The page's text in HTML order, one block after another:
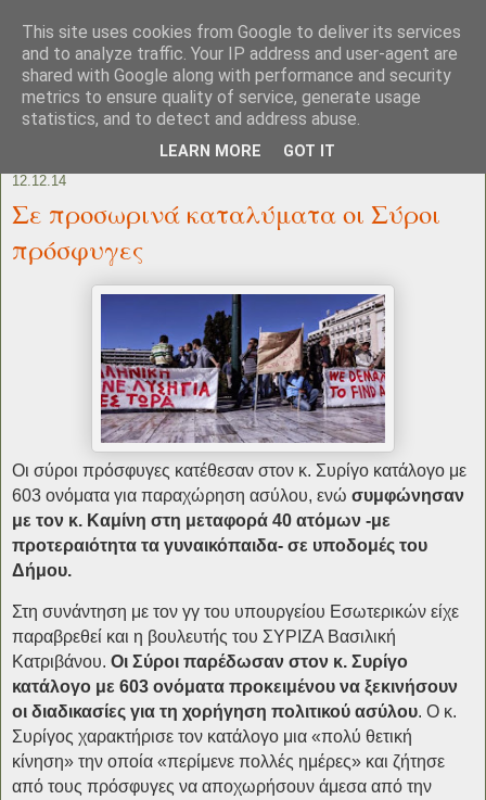
12.12.14
Σε προσωρινά καταλύματα οι Σύροι
πρόσφυγες
Οι σύροι πρόσφυγες κατέθεσαν στον κ. Συρίγο κατάλογο με
603 ονόματα για παραχώρηση ασύλου, ενώ συμφώνησαν
με τον κ. Καμίνη στη μεταφορά 40 ατόμων -με
προτεραιότητα τα γυναικόπαιδα- σε υποδομές του
Δήμου.
Στη συνάντηση με τον γγ του υπουργείου Εσωτερικών είχε
παραβρεθεί και η βουλευτής του ΣΥΡΙΖΑ Βασιλική
Κατριβάνου. Οι Σύροι παρέδωσαν στον κ. Συρίγο
κατάλογο με 603 ονόματα προκειμένου να ξεκινήσουν
οι διαδικασίες για τη χορήγηση πολιτικού ασύλου. Ο κ.
Συρίγος χαρακτήρισε τον κατάλογο μια «πολύ θετική
κίνηση» την οποία «περίμενε πολλές ημέρες» και ζήτησε
από τους πρόσφυγες να αποχωρήσουν άμεσα από την
This site uses cookies from Google to deliver its services
and to analyze traffic. Your IP address and user-agent are
shared with Google along with performance and security
metrics to ensure quality of service, generate usage
statistics, and to detect and address abuse.
LEARN MORE GOT IT